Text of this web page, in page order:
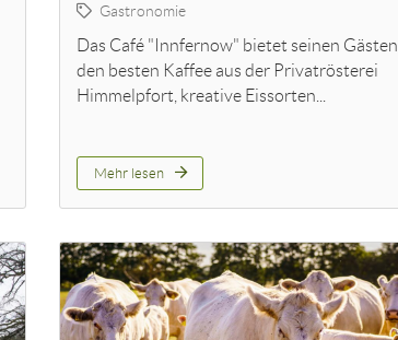
Gastronomie
Das Café "Innfernow" bietet seinen Gästen
den besten Kaffee aus der Privatrösterei
Himmelpfort, kreative Eissorten...
Mehr lesen